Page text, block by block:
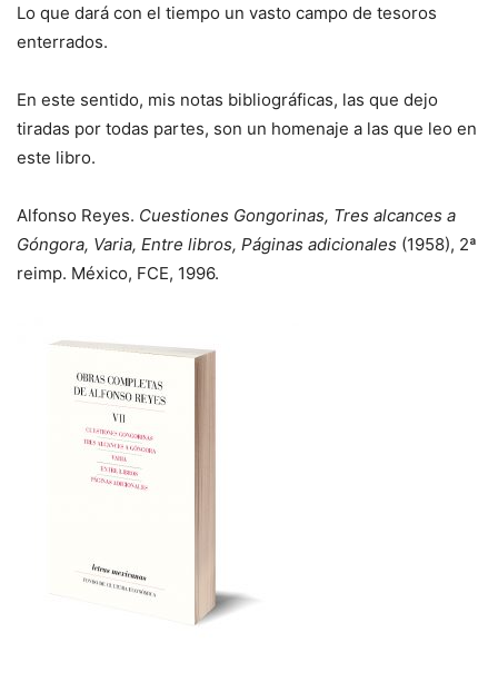
Lo que dará con el tiempo un vasto campo de tesoros
enterrados.
En este sentido, mis notas bibliográficas, las que dejo
tiradas por todas partes, son un homenaje a las que leo en
este libro.
Alfonso Reyes. Cuestiones Gongorinas, Tres alcances a
Góngora, Varia, Entre libros, Páginas adicionales (1958), 2ª
reimp. México, FCE, 1996.